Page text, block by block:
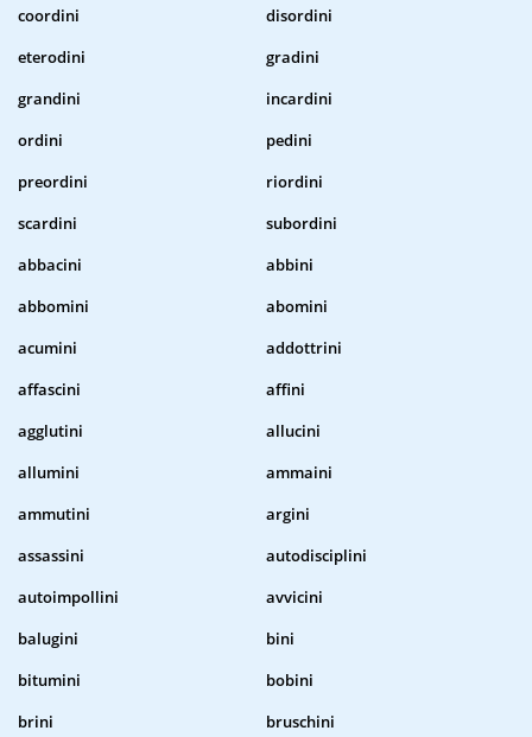
coordini
disordini
eterodini
gradini
grandini
incardini
ordini
pedini
preordini
riordini
scardini
subordini
abbacini
abbini
abbomini
abomini
acumini
addottrini
affascini
affini
agglutini
allucini
allumini
ammaini
ammutini
argini
assassini
autodisciplini
autoimpollini
avvicini
balugini
bini
bitumini
bobini
brini
bruschini